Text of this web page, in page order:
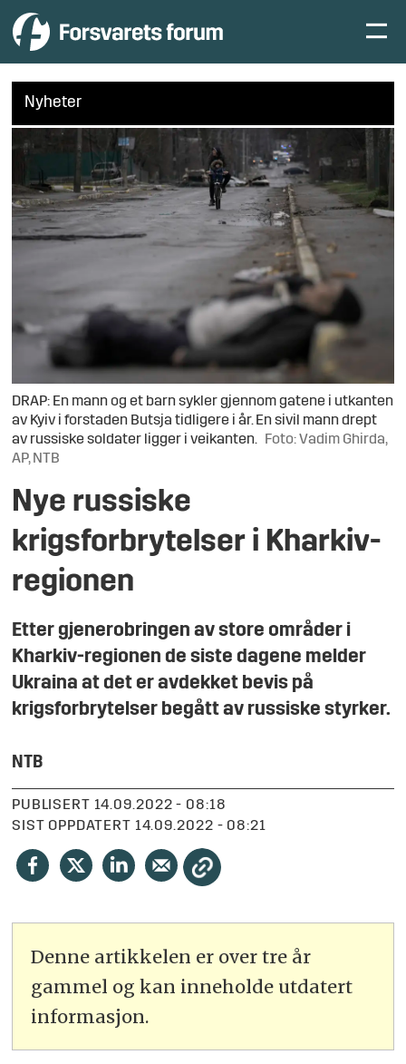
Nyheter
DRAP: En mann og et barn sykler gjennom gatene i utkanten
av Kyiv i forstaden Butsja tidligere i år. En sivil mann drept
av russiske soldater ligger i veikanten.
Foto: Vadim Ghirda,
AP, NTB
Nye russiske
krigsforbrytelser i Kharkiv-
regionen
Etter gjenerobringen av store områder i
Kharkiv-regionen de siste dagene melder
Ukraina at det er avdekket bevis på
krigsforbrytelser begått av russiske styrker.
NTB
PUBLISERT
14.09.2022 - 08:18
SIST OPPDATERT
14.09.2022 - 08:21
Denne artikkelen er over tre år
gammel og kan inneholde utdatert
informasjon.